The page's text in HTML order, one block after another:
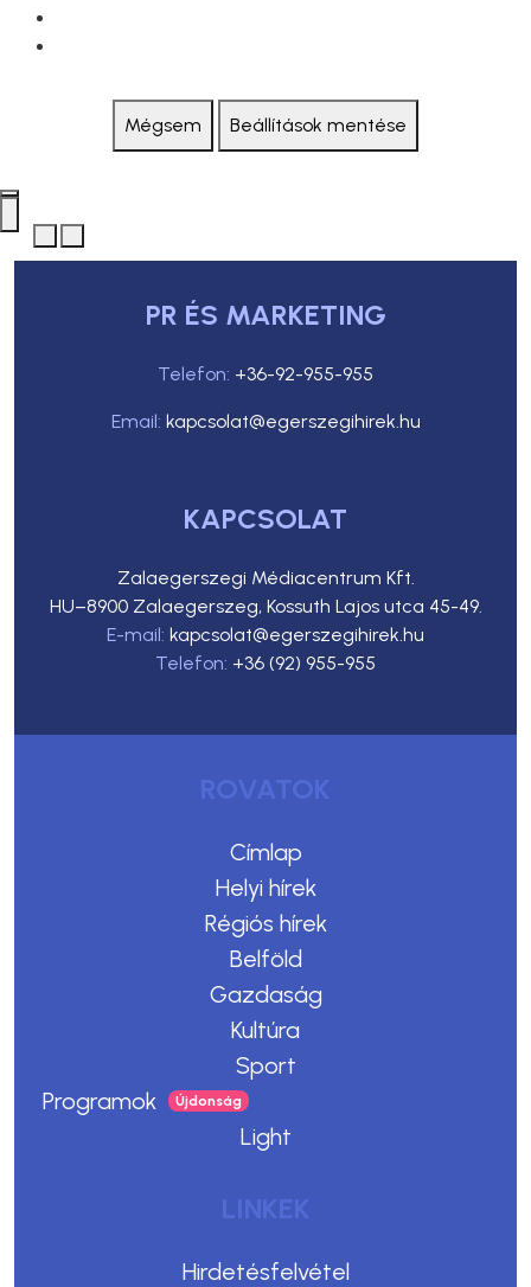
Mégsem Beállítások mentése
PR ÉS MARKETING
Telefon: +36-92-955-955
Email: kapcsolat@egerszegihirek.hu
KAPCSOLAT
Zalaegerszegi Médiacentrum Kft.
HU–8900 Zalaegerszeg, Kossuth Lajos utca 45-49.
E-mail: kapcsolat@egerszegihirek.hu
Telefon: +36 (92) 955-955
ROVATOK
Címlap
Helyi hírek
Régiós hírek
Belföld
Gazdaság
Kultúra
Sport
Programok
Light
LINKEK
Hirdetésfelvétel